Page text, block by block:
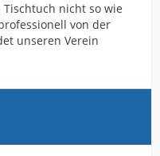
nicht so wie
von der
unseren Verein